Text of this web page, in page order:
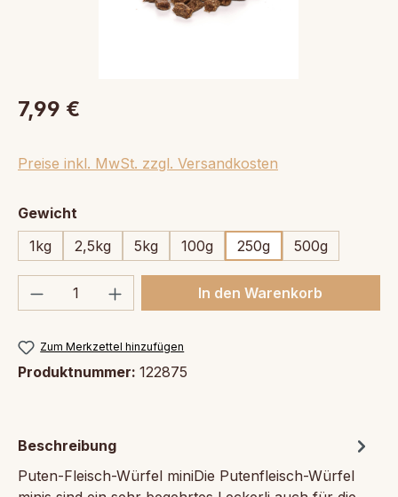
7,99 €
Preise inkl. MwSt. zzgl. Versandkosten
Gewicht
1kg
2,5kg 5kg 100g 250g 500g
Produkt Anzahl: Gib denIn den Warenkorb
Zum Merkzettel hinzufügen
Produktnummer: 122875
Beschreibung
Puten-Fleisch-Würfel miniDie Putenfleisch-Würfel